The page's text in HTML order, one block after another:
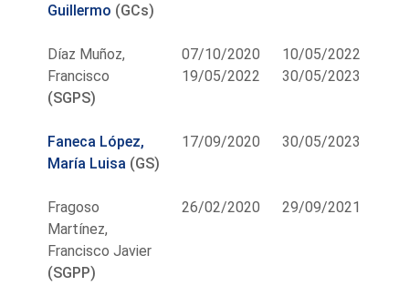
Guillermo (GCs)
Díaz Muñoz,
Francisco
(SGPS)
07/10/2020
19/05/2022
10/05/2022
30/05/2023
Faneca López,
María Luisa (GS)
17/09/2020 30/05/2023
Fragoso
Martínez,
Francisco Javier
(SGPP)
26/02/2020 29/09/2021